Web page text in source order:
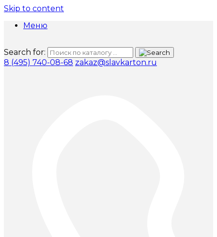
Skip to content
Меню
Search for:
8 (495) 740-08-68 zakaz@slavkarton.ru